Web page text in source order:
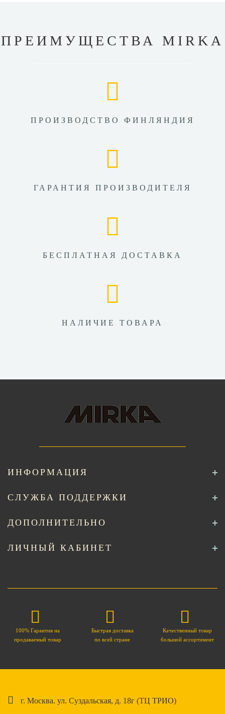
ПРЕИМУЩЕСТВА MIRKA
ПРОИЗВОДСТВО ФИНЛЯНДИЯ
ГАРАНТИЯ ПРОИЗВОДИТЕЛЯ
БЕСПЛАТНАЯ ДОСТАВКА
НАЛИЧИЕ ТОВАРА
ИНФОРМАЦИЯ
СЛУЖБА ПОДДЕРЖКИ
ДОПОЛНИТЕЛЬНО
ЛИЧНЫЙ КАБИНЕТ
100% Гарантия на
продаваемый товар
Быстрая доставка
по всей стране
Качественный товар
большой ассортимент
г. Москва. ул. Суздальская, д. 18г (ТЦ ТРИО)